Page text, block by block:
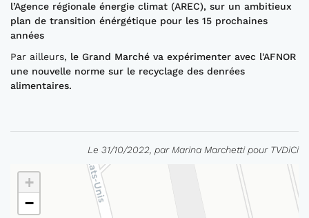
l’Agence régionale énergie climat (AREC), sur un ambitieux
plan de transition énérgétique pour les 15 prochaines
années
Par ailleurs, le Grand Marché va expérimenter avec l'AFNOR
une nouvelle norme sur le recyclage des denrées
alimentaires.
Le 31/10/2022, par Marina Marchetti pour TVDiCi
+
−